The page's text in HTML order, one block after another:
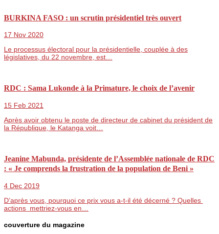
BURKINA FASO : un scrutin présidentiel très ouvert
17 Nov 2020
Le processus électoral pour la présidentielle, couplée à des
législatives, du 22 novembre, est…
RDC : Sama Lukonde à la Primature, le choix de l’avenir
15 Feb 2021
Après avoir obtenu le poste de directeur de cabinet du président de
la République, le Katanga voit…
Jeanine Mabunda, présidente de l’Assemblée nationale de RDC
: « Je comprends la frustration de la population de Beni »
4 Dec 2019
D’après vous, pourquoi ce prix vous a-t-il été décerné ? Quelles
actions mettriez-vous en…
couverture du magazine